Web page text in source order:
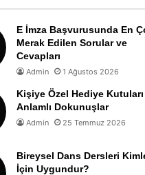
E İmza Başvurusunda En
Merak Edilen Sorular ve
Cevapları
Admin 1 Ağustos 2026
Kişiye Özel Hediye
Anlamlı Dokunuşlar
Admin 25 Temmuz 2026
Bireysel Dans Dersleri
İçin Uygundur?